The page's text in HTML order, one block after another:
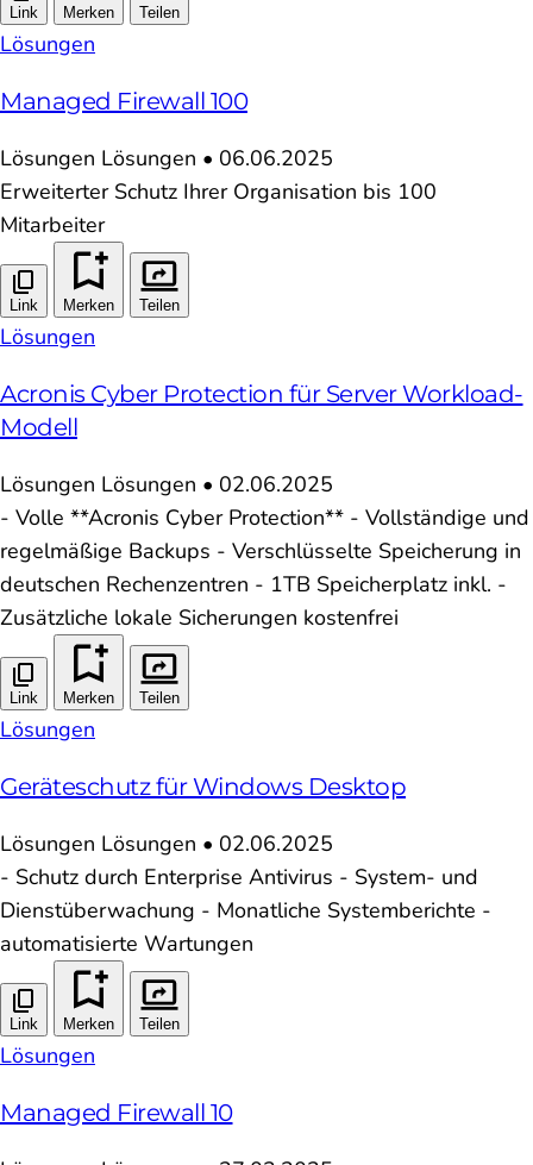
Link Merken Teilen
Lösungen
Managed Firewall 100
Lösungen Lösungen • 06.06.2025
Erweiterter Schutz Ihrer Organisation bis 100
Mitarbeiter
Link Merken Teilen
Lösungen
Acronis Cyber Protection für Server Workload-
Modell
Lösungen Lösungen • 02.06.2025
- Volle **Acronis Cyber Protection** - Vollständige und
regelmäßige Backups - Verschlüsselte Speicherung in
deutschen Rechenzentren - 1TB Speicherplatz inkl. -
Zusätzliche lokale Sicherungen kostenfrei
Link Merken Teilen
Lösungen
Geräteschutz für Windows Desktop
Lösungen Lösungen • 02.06.2025
- Schutz durch Enterprise Antivirus - System- und
Dienstüberwachung - Monatliche Systemberichte -
automatisierte Wartungen
Link Merken Teilen
Lösungen
Managed Firewall 10